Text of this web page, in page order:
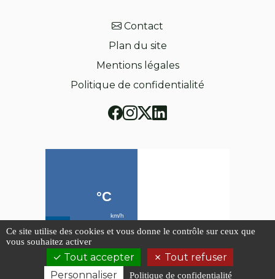
Contact
Plan du site
Mentions légales
Politique de confidentialité
Ce site utilise des cookies et vous donne le contrôle sur ceux que
vous souhaitez activer
Tout accepter
Tout refuser
Personnaliser
Politique de confidentialité